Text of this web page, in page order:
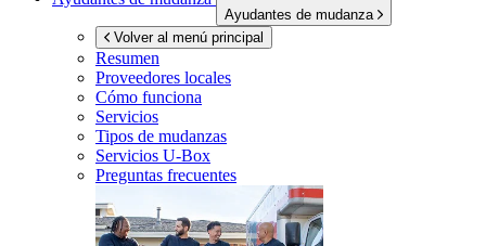
Ayudantes de mudanza
Volver al menú principal
Resumen
Proveedores locales
Cómo funciona
Servicios
Tipos de mudanzas
Servicios U-Box
Preguntas frecuentes